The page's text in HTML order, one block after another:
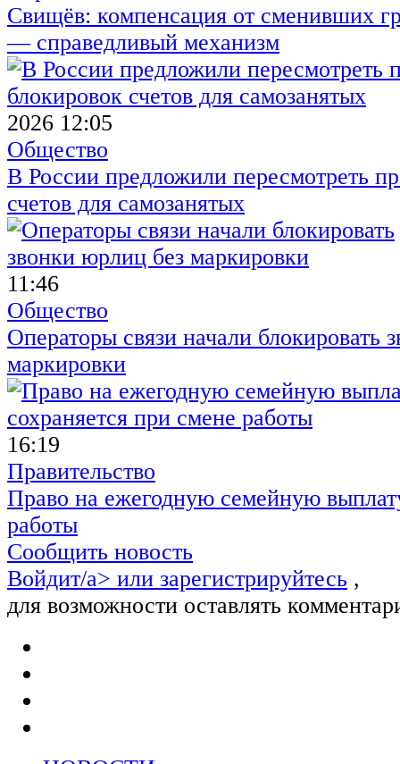
Свищёв: компенсация от сменивших
— справедливый механизм
2026 12:05
Общество
В России предложили пересмотреть
счетов для самозанятых
11:46
Общество
Операторы связи начали блокировать
маркировки
16:19
Правительство
Право на ежегодную семейную
работы
Сообщить новость
Войдит/a> или зарегистрируйтесь ,
для возможности оставлять